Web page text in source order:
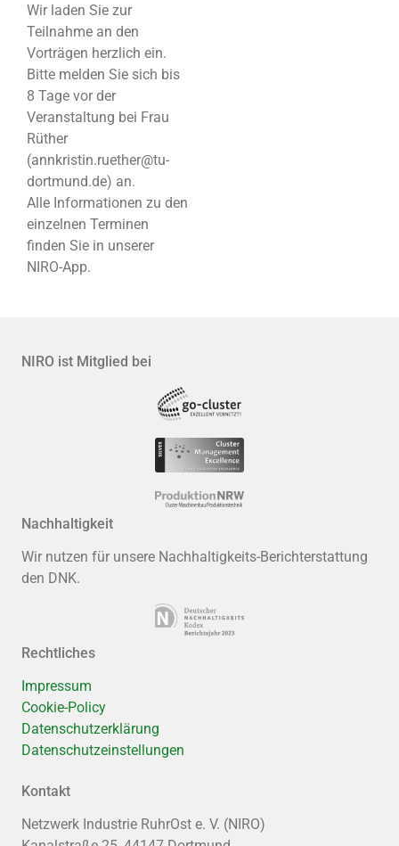
Wir laden Sie zur
Teilnahme an den
Vorträgen herzlich ein.
Bitte melden Sie sich bis
8 Tage vor der
Veranstaltung bei Frau
Rüther
(annkristin.ruether@tu-
dortmund.de) an.
Alle Informationen zu den
einzelnen Terminen
finden Sie in unserer
NIRO-App.
NIRO ist Mitglied bei
Nachhaltigkeit
Wir nutzen für unsere Nachhaltigkeits-Berichterstattung
den DNK.
Rechtliches
Impressum
Cookie-Policy
Datenschutzerklärung
Datenschutzeinstellungen
Kontakt
Netzwerk Industrie RuhrOst e. V. (NIRO)